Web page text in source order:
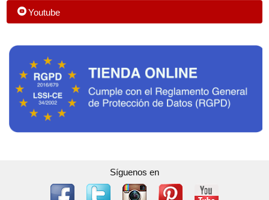
Youtube
Síguenos en